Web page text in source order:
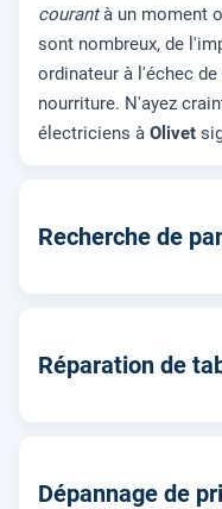
courantà un moment
sont nombreux, de
ordinateur à l'échec
nourriture. N'ayez
électriciens à Olivet
Recherche de
Réparation de
Dépannage de